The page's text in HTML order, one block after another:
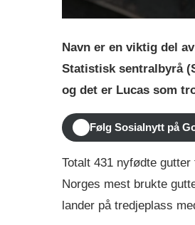
Navn er en viktig del
Statistisk sentralbyrå
og det er Lucas som
Følg Sosialnytt på
Totalt 431 nyfødte
Norges mest brukte
lander på tredjeplass